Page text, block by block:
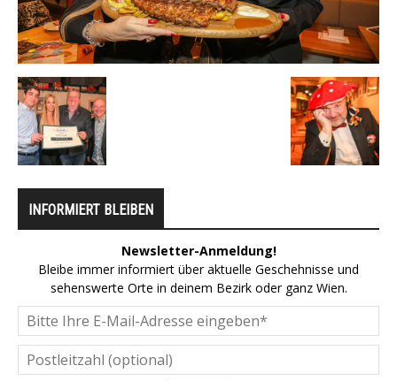
INFORMIERT BLEIBEN
Newsletter-Anmeldung!
Bleibe immer informiert über aktuelle Geschehnisse und
sehenswerte Orte in deinem Bezirk oder ganz Wien.